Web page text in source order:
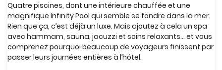
Quatre piscines, dont une intérieure chauffée et une
magnifique Infinity Pool qui semble se fondre dans la mer.
Rien que ça, c’est déjà un luxe. Mais ajoutez à cela un spa
avec hammam, sauna, jacuzzi et soins relaxants… et vous
comprenez pourquoi beaucoup de voyageurs finissent par
passer leurs journées entières à l’hôtel.